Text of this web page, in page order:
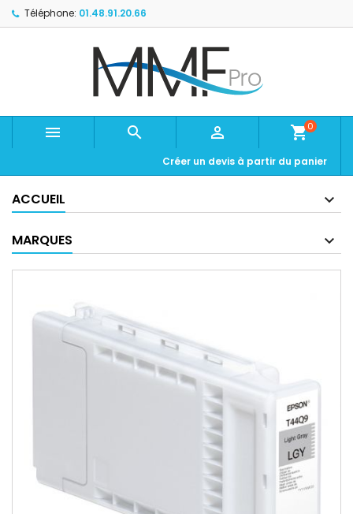
Téléphone: 01.48.91.20.66
   shopping_cart0
Créer un devis à partir du panier
ACCUEIL
MARQUES